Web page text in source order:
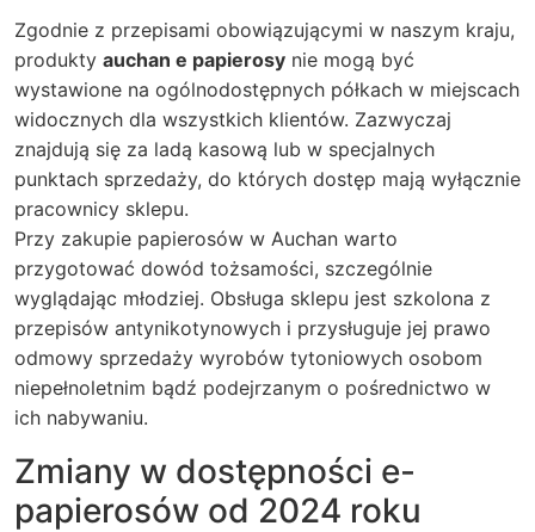
Zgodnie z przepisami obowiązującymi w naszym kraju,
produkty auchan e papierosy nie mogą być
wystawione na ogólnodostępnych półkach w miejscach
widocznych dla wszystkich klientów. Zazwyczaj
znajdują się za ladą kasową lub w specjalnych
punktach sprzedaży, do których dostęp mają wyłącznie
pracownicy sklepu.
Przy zakupie papierosów w Auchan warto
przygotować dowód tożsamości, szczególnie
wyglądając młodziej. Obsługa sklepu jest szkolona z
przepisów antynikotynowych i przysługuje jej prawo
odmowy sprzedaży wyrobów tytoniowych osobom
niepełnoletnim bądź podejrzanym o pośrednictwo w
ich nabywaniu.
Zmiany w dostępności e-
papierosów od 2024 roku